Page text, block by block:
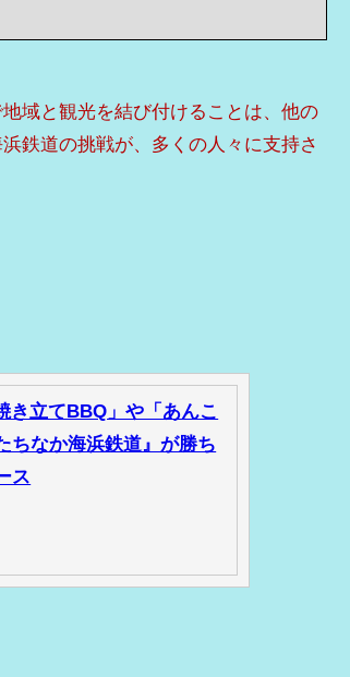
域と観光を結び付けることは、他の
鉄道の挑戦が、多くの人々に支持さ
立てBBQ」や「あんこ
ちなか海浜鉄道』が勝ち
ス